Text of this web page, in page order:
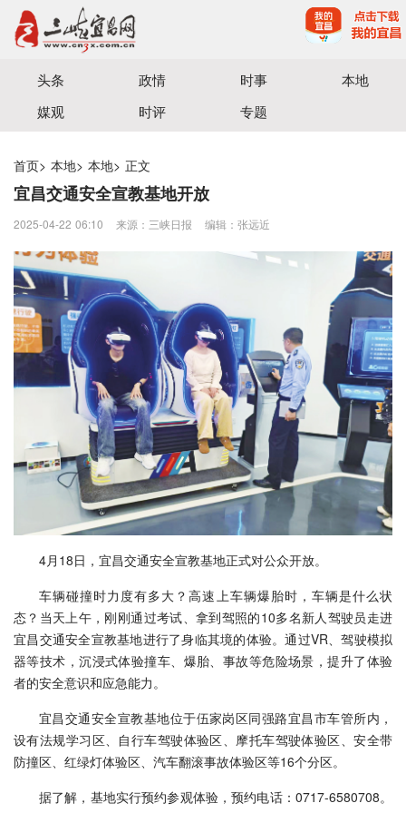
宜昌三峡融媒体中心主办
头条 政情 时事
本地
媒观
时评 专题
首页> 本地> 本地> 正文
宜昌交通安全宣教基地开放
2025-04-22 06:10 来源：三峡日报 编辑：张远近
4月18日，宜昌交通安全宣教基地正式对公众开放。
车辆碰撞时力度有多大？高速上车辆爆胎时，车辆是什么状
态？当天上午，刚刚通过考试、拿到驾照的10多名新人驾驶员走进
宜昌交通安全宣教基地进行了身临其境的体验。通过VR、驾驶模拟
器等技术，沉浸式体验撞车、爆胎、事故等危险场景，提升了体验
者的安全意识和应急能力。
宜昌交通安全宣教基地位于伍家岗区同强路宜昌市车管所内，
设有法规学习区、自行车驾驶体验区、摩托车驾驶体验区、安全带
防撞区、红绿灯体验区、汽车翻滚事故体验区等16个分区。
据了解，基地实行预约参观体验，预约电话：0717-6580708。